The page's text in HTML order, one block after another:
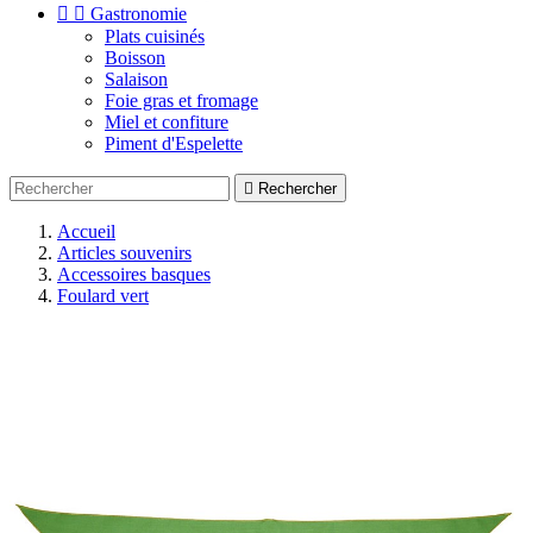
  Gastronomie
Plats cuisinés
Boisson
Salaison
Foie gras et fromage
Miel et confiture
Piment d'Espelette
 Rechercher
Accueil
Articles souvenirs
Accessoires basques
Foulard vert